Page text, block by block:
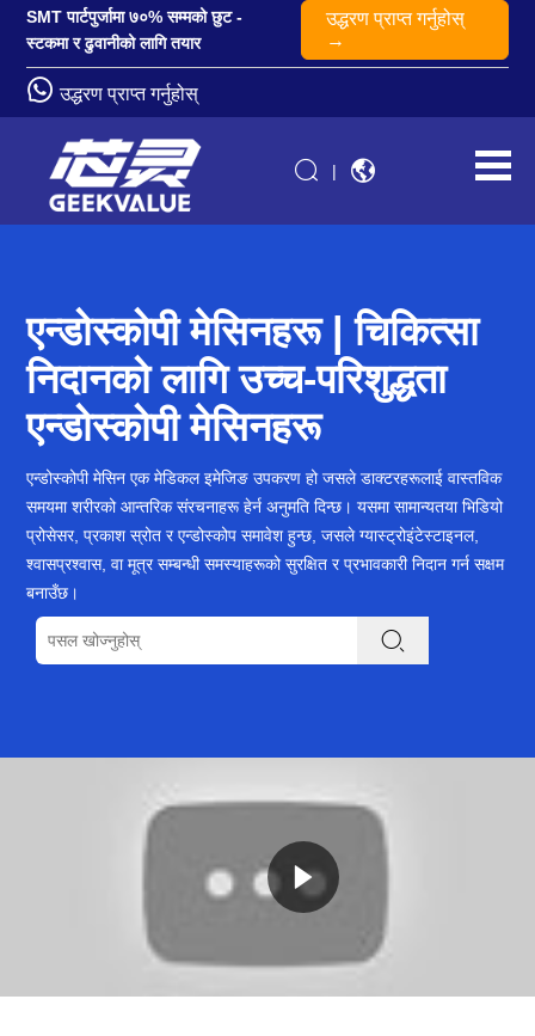
SMT पार्टपुर्जामा ७०% सम्मको छुट -
स्टकमा र ढुवानीको लागि तयार
उद्धरण प्राप्त गर्नुहोस्
→
उद्धरण प्राप्त गर्नुहोस्
|
एन्डोस्कोपी मेसिनहरू | चिकित्सा
निदानको लागि उच्च-परिशुद्धता
एन्डोस्कोपी मेसिनहरू
एन्डोस्कोपी मेसिन एक मेडिकल इमेजिङ उपकरण हो जसले डाक्टरहरूलाई वास्तविक
समयमा शरीरको आन्तरिक संरचनाहरू हेर्न अनुमति दिन्छ। यसमा सामान्यतया भिडियो
प्रोसेसर, प्रकाश स्रोत र एन्डोस्कोप समावेश हुन्छ, जसले ग्यास्ट्रोइंटेस्टाइनल,
श्वासप्रश्वास, वा मूत्र सम्बन्धी समस्याहरूको सुरक्षित र प्रभावकारी निदान गर्न सक्षम
बनाउँछ।